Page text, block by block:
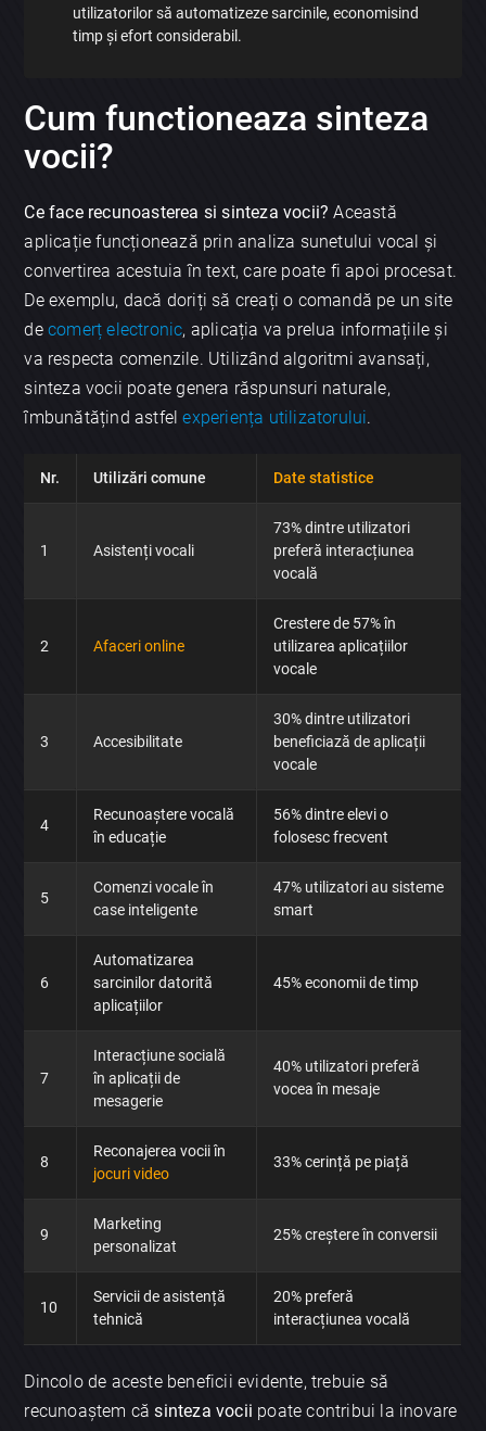
utilizatorilor să automatizeze sarcinile, economisind
timp și efort considerabil.
Cum functioneaza sinteza
vocii?
Ce face recunoasterea si sinteza vocii? Această
aplicație funcționează prin analiza sunetului vocal și
convertirea acestuia în text, care poate fi apoi procesat.
De exemplu, dacă doriți să creați o comandă pe un site
decomerț electronic, aplicația va prelua informațiile și
va respecta comenzile. Utilizând algoritmi avansați,
sinteza vocii poate genera răspunsuri naturale,
îmbunătățind astfelexperiența utilizatorului.
Nr. Utilizări comune Date statistice
1 Asistenți vocali
73% dintre utilizatori
preferă interacțiunea
vocală
2 Afaceri online
Crestere de 57% în
utilizarea aplicațiilor
vocale
3 Accesibilitate
30% dintre utilizatori
beneficiază de aplicații
vocale
4
Recunoaștere vocală
în educație
56% dintre elevi o
folosesc frecvent
5
Comenzi vocale în
case inteligente
47% utilizatori au sisteme
smart
6
Automatizarea
sarcinilor datorită
aplicațiilor
45% economii de timp
7
Interacțiune socială
în aplicații de
mesagerie
40% utilizatori preferă
vocea în mesaje
8
Reconajerea vocii în
jocuri video
33% cerință pe piață
9
Marketing
personalizat
25% creștere în conversii
10
Servicii de asistență
tehnică
20% preferă
interacțiunea vocală
Dincolo de aceste beneficii evidente, trebuie să
recunoaștem căsinteza vocii poate contribui la inovare